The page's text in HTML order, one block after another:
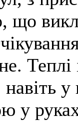
що
Теплі
у